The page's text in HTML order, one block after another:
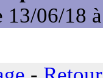
06/18